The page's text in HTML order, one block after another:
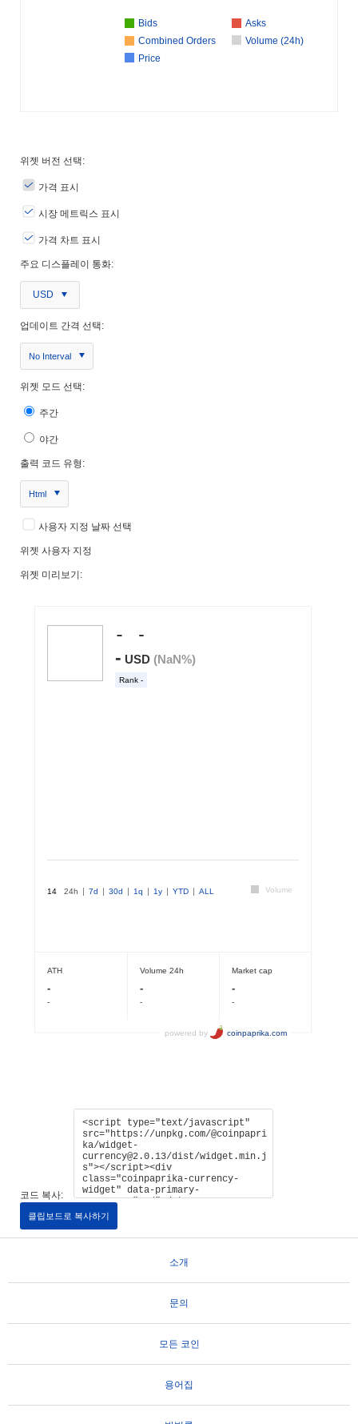
Bids
Asks
Combined Orders
Volume (24h)
Price
위젯 버전 선택:
가격 표시
시장 메트릭스 표시
가격 차트 표시
주요 디스플레이 통화:
USD
업데이트 간격 선택:
No Interval
위젯 모드 선택:
주간
야간
출력 코드 유형:
Html
사용자 지정 날짜 선택
위젯 사용자 지정
위젯 미리보기:
코드 복사:
클립보드로 복사하기
소개
문의
모든 코인
용어집